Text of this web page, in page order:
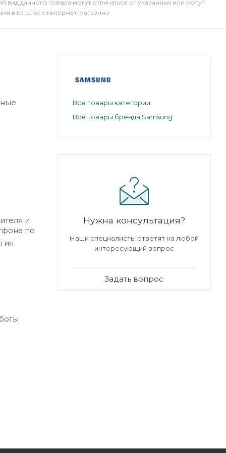
вид данного товара могут отличаться от указанных или могут
в каталоге интернет-магазина.
и
по
Все товары категории
Все товары бренда Samsung
Нужна консультация?
Наши специалисты ответят на любой
интересующий вопрос
Задать вопрос